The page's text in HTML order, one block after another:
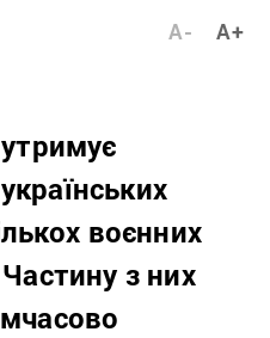
A+
A-
воєнних
з них